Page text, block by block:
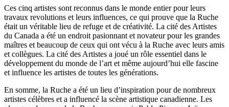
Ces cinq artistes sont reconnus dans le monde entier pour leurs
travaux revolutions et leurs influences, ce qui prouve que la Ruche
était un véritable lieu de refuge et de créativité. La cité des Artistes
du Canada a été un endroit pasionnant et novateur pour les grandes
maîtres et beaucoup de ceux qui ont vécu à la Ruche avec leurs amis
et collègues. La cité des Artistes a joué un rôle essentiel dans le
développement du monde de l’art et même aujourd’hui elle fascine
et influence les artistes de toutes les générations.
En somme, la Ruche a été un lieu d’inspiration pour de nombreux
artistes célèbres et a influencé la scène artistique canadienne. Les